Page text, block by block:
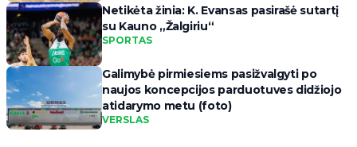
Netikėta žinia: K. Evansas pasirašė sutartį
su Kauno „Žalgiriu“
SPORTAS
Galimybė pirmiesiems pasižvalgyti po
naujos koncepcijos parduotuves didžiojo
atidarymo metu (foto)
VERSLAS